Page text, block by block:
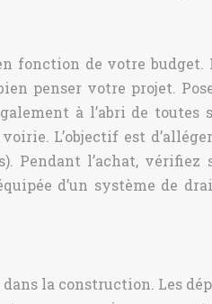
fonction de votre
penser votre projet.
à l’abri de toutes
L’objectif est
l’achat, vérifiez
d’un système de
la construction. Les